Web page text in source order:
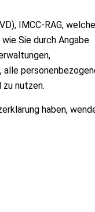
IMCC-RAG, welche
Sie durch Angabe
nutzen.
haben,